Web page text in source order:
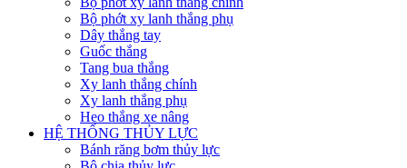
Bộ phớt xy lanh thắng phụ
Dây thắng tay
Guốc thắng
Tang bua thắng
Xy lanh thắng chính
Xy lanh thắng phụ
Heo thắng xe nâng
HỆ THỐNG THỦY LỰC
Bánh răng bơm thủy lực